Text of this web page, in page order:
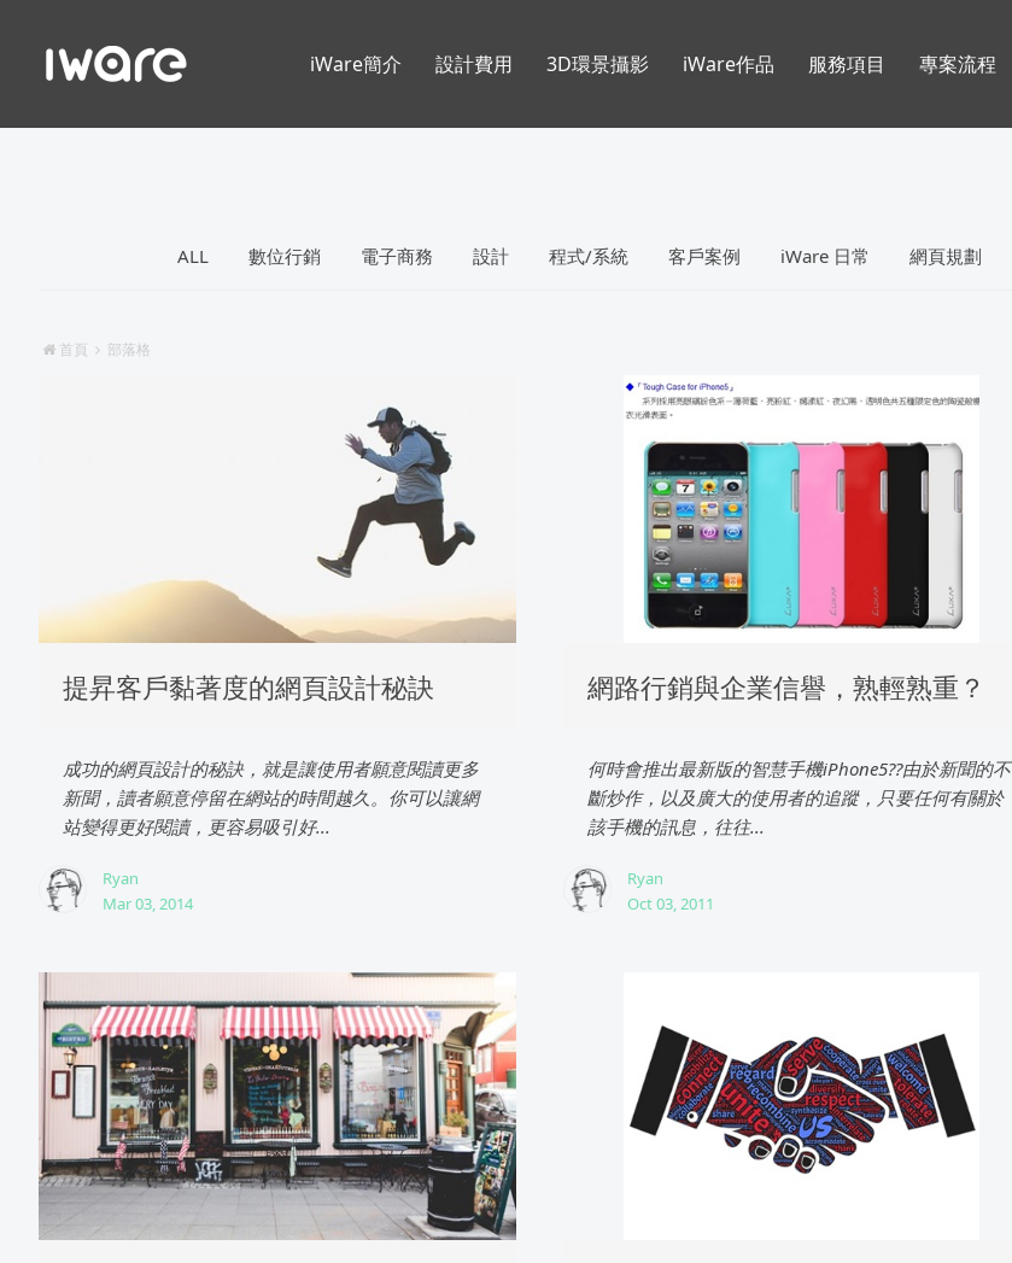
ALL 數位行銷 電子商務 設計 程式/系統 客戶案例 iWare 日常 網頁規劃
首頁 部落格
提昇客戶黏著度的網頁設計秘訣
成功的網頁設計的秘訣，就是讓使用者願意閱讀更多
新聞，讀者願意停留在網站的時間越久。你可以讓網
站變得更好閱讀，更容易吸引好...
Ryan
Mar 03, 2014
網路行銷與企業信譽，熟輕熟重？
何時會推出最新版的智慧手機iPhone5??由於新聞的不
斷炒作，以及廣大的使用者的追蹤，只要任何有關於
該手機的訊息，往往...
Ryan
Oct 03, 2011